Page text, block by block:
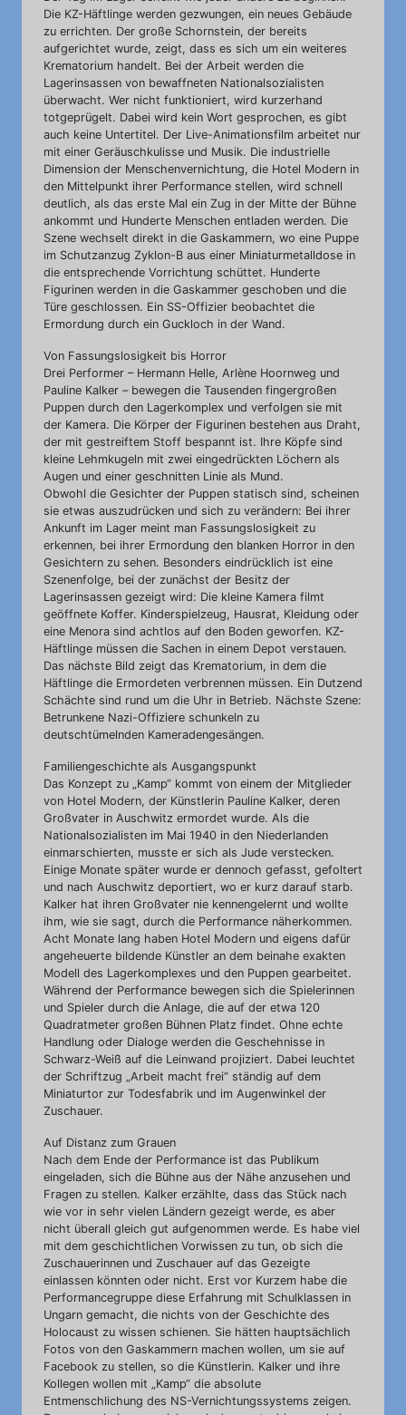
Die KZ-Häftlinge werden gezwungen, ein neues Gebäude
zu errichten. Der große Schornstein, der bereits
aufgerichtet wurde, zeigt, dass es sich um ein weiteres
Krematorium handelt. Bei der Arbeit werden die
Lagerinsassen von bewaffneten Nationalsozialisten
überwacht. Wer nicht funktioniert, wird kurzerhand
totgeprügelt. Dabei wird kein Wort gesprochen, es gibt
auch keine Untertitel. Der Live-Animationsfilm arbeitet nur
mit einer Geräuschkulisse und Musik. Die industrielle
Dimension der Menschenvernichtung, die Hotel Modern in
den Mittelpunkt ihrer Performance stellen, wird schnell
deutlich, als das erste Mal ein Zug in der Mitte der Bühne
ankommt und Hunderte Menschen entladen werden. Die
Szene wechselt direkt in die Gaskammern, wo eine Puppe
im Schutzanzug Zyklon-B aus einer Miniaturmetalldose in
die entsprechende Vorrichtung schüttet. Hunderte
Figurinen werden in die Gaskammer geschoben und die
Türe geschlossen. Ein SS-Offizier beobachtet die
Ermordung durch ein Guckloch in der Wand.
Von Fassungslosigkeit bis Horror
Drei Performer – Hermann Helle, Arlène Hoornweg und
Pauline Kalker – bewegen die Tausenden fingergroßen
Puppen durch den Lagerkomplex und verfolgen sie mit
der Kamera. Die Körper der Figurinen bestehen aus Draht,
der mit gestreiftem Stoff bespannt ist. Ihre Köpfe sind
kleine Lehmkugeln mit zwei eingedrückten Löchern als
Augen und einer geschnitten Linie als Mund.
Obwohl die Gesichter der Puppen statisch sind, scheinen
sie etwas auszudrücken und sich zu verändern: Bei ihrer
Ankunft im Lager meint man Fassungslosigkeit zu
erkennen, bei ihrer Ermordung den blanken Horror in den
Gesichtern zu sehen. Besonders eindrücklich ist eine
Szenenfolge, bei der zunächst der Besitz der
Lagerinsassen gezeigt wird: Die kleine Kamera filmt
geöffnete Koffer. Kinderspielzeug, Hausrat, Kleidung oder
eine Menora sind achtlos auf den Boden geworfen. KZ-
Häftlinge müssen die Sachen in einem Depot verstauen.
Das nächste Bild zeigt das Krematorium, in dem die
Häftlinge die Ermordeten verbrennen müssen. Ein Dutzend
Schächte sind rund um die Uhr in Betrieb. Nächste Szene:
Betrunkene Nazi-Offiziere schunkeln zu
deutschtümelnden Kameradengesängen.
Familiengeschichte als Ausgangspunkt
Das Konzept zu „Kamp“ kommt von einem der Mitglieder
von Hotel Modern, der Künstlerin Pauline Kalker, deren
Großvater in Auschwitz ermordet wurde. Als die
Nationalsozialisten im Mai 1940 in den Niederlanden
einmarschierten, musste er sich als Jude verstecken.
Einige Monate später wurde er dennoch gefasst, gefoltert
und nach Auschwitz deportiert, wo er kurz darauf starb.
Kalker hat ihren Großvater nie kennengelernt und wollte
ihm, wie sie sagt, durch die Performance näherkommen.
Acht Monate lang haben Hotel Modern und eigens dafür
angeheuerte bildende Künstler an dem beinahe exakten
Modell des Lagerkomplexes und den Puppen gearbeitet.
Während der Performance bewegen sich die Spielerinnen
und Spieler durch die Anlage, die auf der etwa 120
Quadratmeter großen Bühnen Platz findet. Ohne echte
Handlung oder Dialoge werden die Geschehnisse in
Schwarz-Weiß auf die Leinwand projiziert. Dabei leuchtet
der Schriftzug „Arbeit macht frei“ ständig auf dem
Miniaturtor zur Todesfabrik und im Augenwinkel der
Zuschauer.
Auf Distanz zum Grauen
Nach dem Ende der Performance ist das Publikum
eingeladen, sich die Bühne aus der Nähe anzusehen und
Fragen zu stellen. Kalker erzählte, dass das Stück nach
wie vor in sehr vielen Ländern gezeigt werde, es aber
nicht überall gleich gut aufgenommen werde. Es habe viel
mit dem geschichtlichen Vorwissen zu tun, ob sich die
Zuschauerinnen und Zuschauer auf das Gezeigte
einlassen könnten oder nicht. Erst vor Kurzem habe die
Performancegruppe diese Erfahrung mit Schulklassen in
Ungarn gemacht, die nichts von der Geschichte des
Holocaust zu wissen schienen. Sie hätten hauptsächlich
Fotos von den Gaskammern machen wollen, um sie auf
Facebook zu stellen, so die Künstlerin. Kalker und ihre
Kollegen wollen mit „Kamp“ die absolute
Entmenschlichung des NS-Vernichtungssystems zeigen.